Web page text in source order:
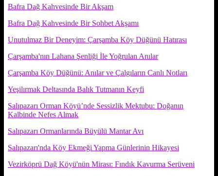
Bafra Dağ Kahvesinde Bir Akşam
Bafra Dağ Kahvesinde Bir Sohbet Akşamı
Unutulmaz Bir Deneyim: Çarşamba Köy Düğünü Hatırası
Çarşamba'nın Lahana Şenliği İle Yoğrulan Anılar
Çarşamba Köy Düğünü: Anılar ve Çalgıların Canlı Notları
Yeşilırmak Deltasında Balık Tutmanın Keyfi
Salıpazarı Orman Köyü’nde Sessizlik Mektubu: Doğanın
Kalbinde Nefes Almak
Salıpazarı Ormanlarında Büyülü Mantar Avı
Salıpazarı'nda Köy Ekmeği Yapma Günlerinin Hikayesi
Vezirköprü Dağ Köyü'nün Mirası: Fındık Kavurma Serüveni